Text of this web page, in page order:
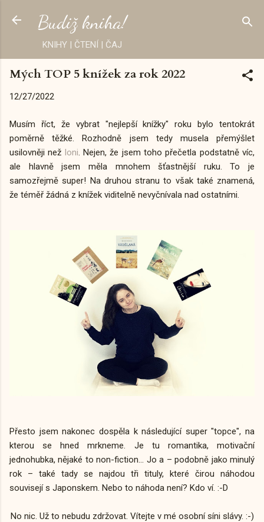
Přeskočit na hlavní obsah
Budiž kniha!
KNIHY | ČTENÍ | ČAJ
Mých TOP 5 knížek za rok 2022
12/27/2022
Musím říct, že vybrat "nejlepší knížky" roku bylo tentokrát
poměrně těžké. Rozhodně jsem tedy musela přemýšlet
usilovněji než loni . Nejen, že jsem toho přečetla podstatně víc,
ale hlavně jsem měla mnohem šťastnější ruku. To je
samozřejmě super! Na druhou stranu to však také znamená,
že téměř žádná z knížek viditelně nevyčnívala nad ostatními.
Přesto jsem nakonec dospěla k následující super "topce", na
kterou se hned mrkneme. Je tu romantika, motivační
jednohubka, nějaké to non-fiction... Jo a –⁠ podobně jako minulý
rok –⁠ také tady se najdou tři tituly, které čirou náhodou
souvisejí s Japonskem. Nebo to náhoda není? Kdo ví. :-D
No nic. Už to nebudu zdržovat. Vítejte v mé osobní síni slávy. :-)